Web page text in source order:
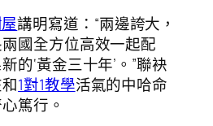
講明寫道：“兩邊誇大，
國全方位高效一起配
的‘黃金三十年’。”聯袂
1對1教學活氣的中哈命
篤行。